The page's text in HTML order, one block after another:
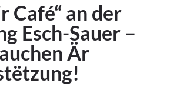
Café“ an der
Esch-Sauer –
Är